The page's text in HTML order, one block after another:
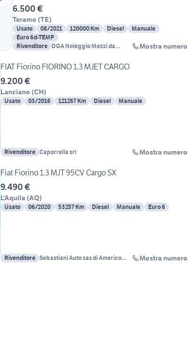
6.500 €
Teramo (TE)
Usato 08/2021 120000 Km Diesel
Manuale
Euro 6d-TEMP
Rivenditore DGA Noleggio Mezzi da
Mostra numero
FIAT Fiorino FIORINO 1.3 MJET CARGO
9.200 €
Lanciano (CH)
Usato 03/2016 121267 Km Diesel Manuale
Rivenditore Caporrella srl Mostra numero
Fiat Fiorino 1.3 MJT 95CV Cargo SX
9.490 €
L'Aquila (AQ)
Usato 06/2020 53257 Km Diesel Manuale Euro 6
Rivenditore Sebastiani Auto sas di Americo
Mostra numero